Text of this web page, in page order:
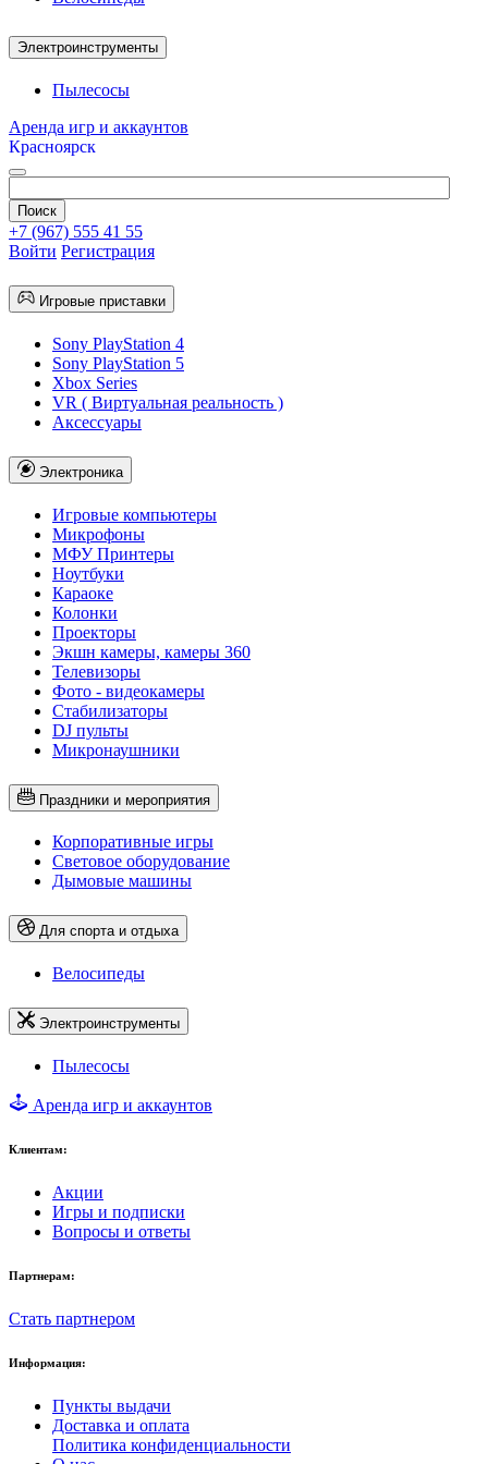
Электроинструменты
Пылесосы
Аренда игр и аккаунтов
Красноярск
+7 (967) 555 41 55
Войти Регистрация
Игровые приставки
Sony PlayStation 4
Sony PlayStation 5
Xbox Series
VR ( Виртуальная реальность )
Аксессуары
Электроника
Игровые компьютеры
Микрофоны
МФУ Принтеры
Ноутбуки
Караоке
Колонки
Проекторы
Экшн камеры, камеры 360
Телевизоры
Фото - видеокамеры
Стабилизаторы
DJ пульты
Микронаушники
Праздники и мероприятия
Корпоративные игры
Световое оборудование
Дымовые машины
Для спорта и отдыха
Велосипеды
Электроинструменты
Пылесосы
Аренда игр и аккаунтов
Клиентам:
Акции
Игры и подписки
Вопросы и ответы
Партнерам:
Стать партнером
Информация:
Пункты выдачи
Доставка и оплата
Политика конфиденциальности